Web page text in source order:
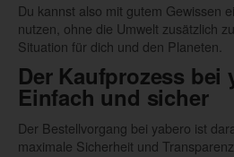
Du kannst also mit gutem Gewissen
nutzen, ohne die Umwelt zusätzlich
Situation für dich und den Planeten.
Der Kaufprozess bei
Einfach und sicher
Der Bestellvorgang bei yabero ist
maximale Sicherheit und